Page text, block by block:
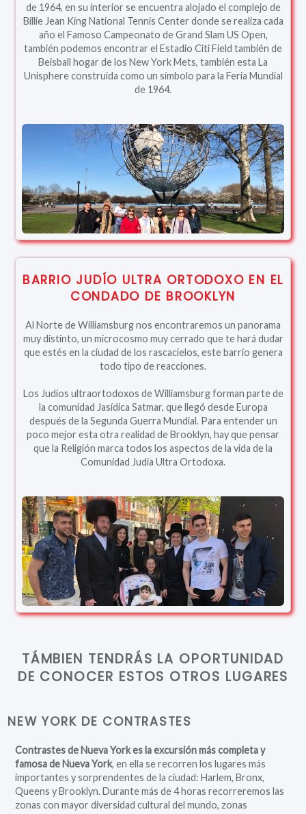
de 1964, en su interior se encuentra alojado el complejo de
Billie Jean King National Tennis Center donde se realiza cada
año el Famoso Campeonato de Grand Slam US Open,
también podemos encontrar el Estadio Citi Field también de
Beisball hogar de los New York Mets, también esta La
Unisphere construida como un símbolo para la Feria Mundial
de 1964.
BARRIO JUDÍO ULTRA ORTODOXO EN EL
CONDADO DE BROOKLYN
Al Norte de Williamsburg nos encontraremos un panorama
muy distinto, un microcosmo muy cerrado que te hará dudar
que estés en la ciudad de los rascacielos, este barrio genera
todo tipo de reacciones.
Los Judíos ultraortodoxos de Williamsburg forman parte de
la comunidad Jasídica Satmar, que llegó desde Europa
después de la Segunda Guerra Mundial. Para entender un
poco mejor esta otra realidad de Brooklyn, hay que pensar
que la Religión marca todos los aspectos de la vida de la
Comunidad Judía Ultra Ortodoxa.
TÁMBIEN TENDRÁS LA OPORTUNIDAD
DE CONOCER ESTOS OTROS LUGARES
NEW YORK DE CONTRASTES
Contrastes de Nueva York es la excursión más completa y
famosa de Nueva York, en ella se recorren los lugares más
importantes y sorprendentes de la ciudad: Harlem, Bronx,
Queens y Brooklyn. Durante más de 4 horas recorreremos las
zonas con mayor diversidad cultural del mundo, zonas